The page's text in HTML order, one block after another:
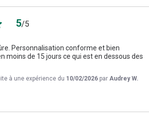
5/5
Personnalisation conforme et bien
moins de 15 jours ce qui est en dessous des
à une expérience du 10/02/2026 par Audrey W.